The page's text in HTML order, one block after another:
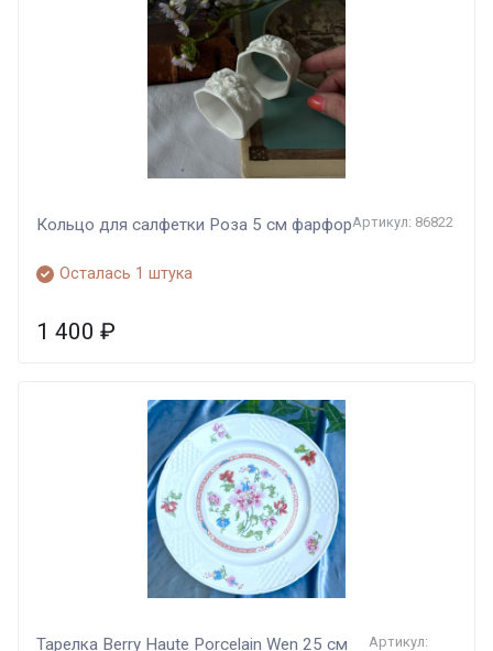
Кольцо для салфетки Роза 5 см фарфорАртикул: 86822
Осталась 1 штука
1 400 ₽
Тарелка Berry Haute Porcelain Wen 25 см
Артикул: